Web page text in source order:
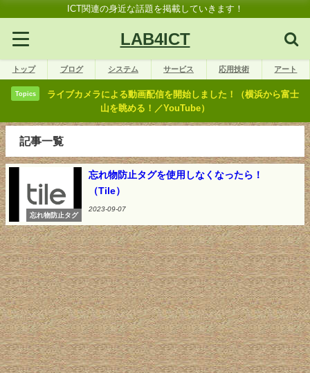
ICT関連の身近な話題を掲載していきます！
LAB4ICT
トップ ブログ システム サービス 応用技術 アート
Topics
ライブカメラによる動画配信を開始しました！（横浜から富士
山を眺める！／YouTube）
記事一覧
忘れ物防止タグ
忘れ物防止タグを使用しなくなったら！
（Tile）
2023-09-07